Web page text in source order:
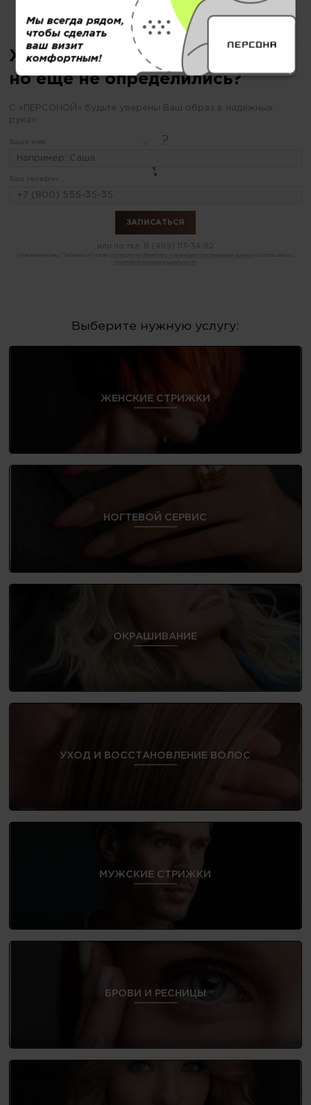
Хотите сделать тонирование,
но еще не определились?
С «ПЕРСОНОЙ» будьте уверены Ваш образ в надежных
руках
Ваше имя:
Ваш телефон:
или по тел. 8 (499) 113-34-92
Нажимая кнопку "Записаться" я даю согласие на обработку и хранение персональных данных
политикой конфиденциальности
Выберите нужную услугу:
ЖЕНСКИЕ СТРИЖКИ
НОГТЕВОЙ СЕРВИС
ОКРАШИВАНИЕ
УХОД И ВОССТАНОВЛЕНИЕ ВОЛОС
МУЖСКИЕ СТРИЖКИ
БРОВИ И РЕСНИЦЫ
Мы всегда рядом,
чтобы сделать
ваш визит
комфортным!